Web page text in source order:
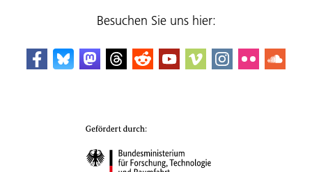
Besuchen Sie uns hier: